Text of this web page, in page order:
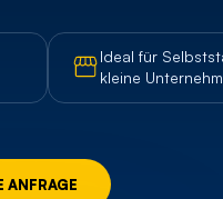
Ideal für
kleine
ANFRAGE